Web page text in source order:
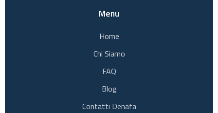
Menu
Home
Chi Siamo
FAQ
Blog
Contatti Denafa